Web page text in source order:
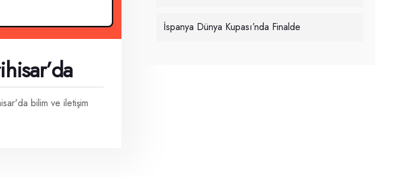
bilim ve iletişim
İspanya Dünya Kupası’nda Finalde